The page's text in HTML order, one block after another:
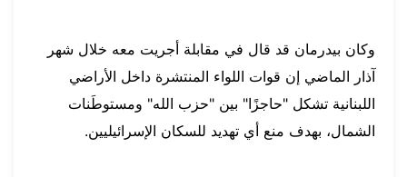
وكان بيدرمان قد قال في مقابلة أجريت معه خلال شهر
آذار الماضي إن قوات اللواء المنتشرة داخل الأراضي
اللبنانية تشكل "حاجزًا" بين "حزب الله" ومستوطَنات
الشمال، بهدف منع أي تهديد للسكان الإسرائيليين.